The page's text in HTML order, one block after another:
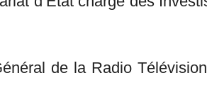
de la Radio